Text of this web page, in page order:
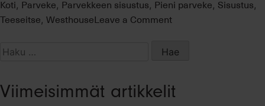
Koti, Parveke, Parvekkeen sisustus, Pieni parveke, Sisustus,
Teeseitse, WesthouseLeave a Commenton
kesäkuntoon
Haku:
Viimeisimmät artikkelit